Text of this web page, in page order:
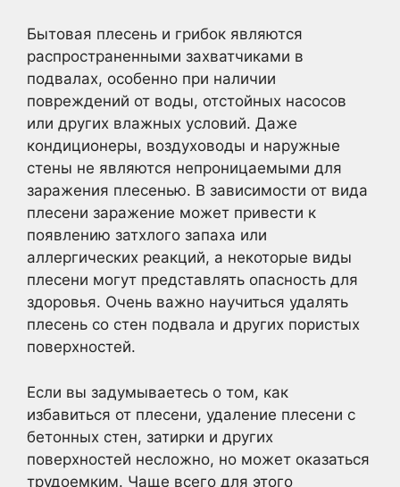
Бытовая плесень и грибок являются
распространенными захватчиками в
подвалах, особенно при наличии
повреждений от воды, отстойных насосов
или других влажных условий. Даже
кондиционеры, воздуховоды и наружные
стены не являются непроницаемыми для
заражения плесенью. В зависимости от вида
плесени заражение может привести к
появлению затхлого запаха или
аллергических реакций, а некоторые виды
плесени могут представлять опасность для
здоровья. Очень важно научиться удалять
плесень со стен подвала и других пористых
поверхностей.
Если вы задумываетесь о том, как
избавиться от плесени, удаление плесени с
бетонных стен, затирки и других
поверхностей несложно, но может оказаться
трудоемким. Чаще всего для этого